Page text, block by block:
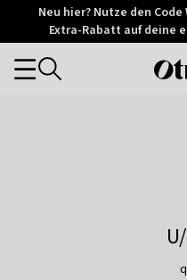
Otrium
Trustpilot
Neu hier? Nutze den Code
Extra-Rabatt auf deine
Categories